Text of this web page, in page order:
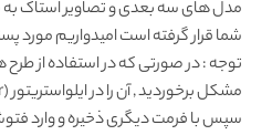
مدل های سه بعدی و تصاویر استاک به
شما قرار گرفته است امیدواریم مورد
توجه : در صورتی که در استفاده از
سپس با فرمت دیگری ذخیره و وارد